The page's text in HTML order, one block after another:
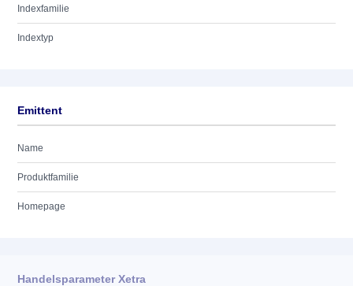
Indexfamilie
Indextyp
Emittent
Name
Produktfamilie
Homepage
Handelsparameter Xetra